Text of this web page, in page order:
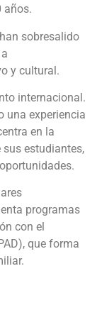
años.
sobresalido
y cultural.
internacional.
una experiencia
en la
estudiantes,
programas
con el
que forma